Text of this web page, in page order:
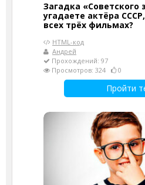
Загадка «Советского
угадаете актёра
всех трёх фильмах?
HTML-код
Андрей
Прохождений: 97
Просмотров: 324
0
Пройти